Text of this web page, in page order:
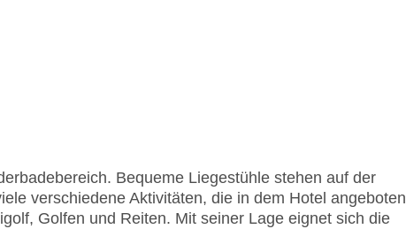
Bequeme Liegestühle stehen auf der
verschiedene Aktivitäten, die in dem Hotel angeboten
Golfen und Reiten. Mit seiner Lage eignet sich die